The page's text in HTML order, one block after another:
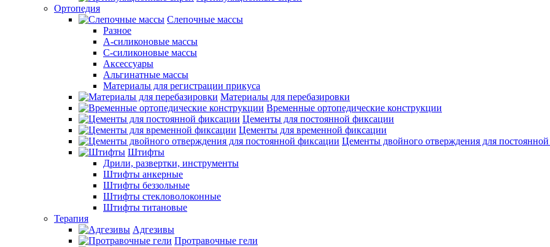
Ортопедия
Слепочные массы
Разное
А-силиконовые массы
С-силиконовые массы
Аксессуары
Альгинатные массы
Материалы для регистрации прикуса
Материалы для перебазировки
Временные ортопедические конструкции
Цементы для постоянной фиксации
Цементы для временной фиксации
Цементы двойного отверждения для
Штифты
Дрили, развертки, инструменты
Штифты анкерные
Штифты беззольные
Штифты стекловолоконные
Штифты титановые
Терапия
Адгезивы
Протравочные гели